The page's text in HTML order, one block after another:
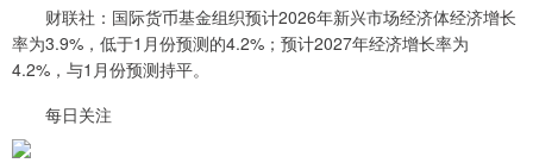
财联社：国际货币基金组织预计2026年新兴市场经济体经济增长
率为3.9%，低于1月份预测的4.2%；预计2027年经济增长率为
4.2%，与1月份预测持平。
每日关注